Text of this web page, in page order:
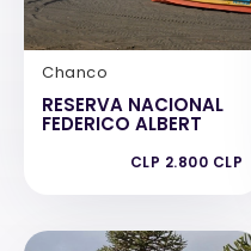
Chanco
RESERVA NACIONAL
FEDERICO ALBERT
CLP 2.800 CLP